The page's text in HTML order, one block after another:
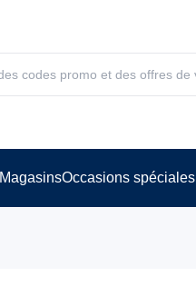
MagasinsOccasions spéciales